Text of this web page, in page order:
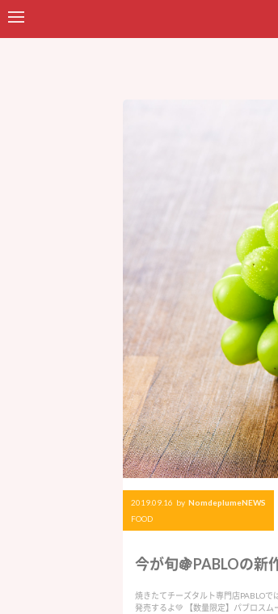
2019.09.16 by NomdeplumeNEWS
FOOD
今が旬🍇PABLOの
焼きたてチーズタルト専門店PABLO
発売するよ💚 【数量限定】パブロス